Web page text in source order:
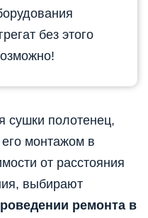
без этого
сушки полотенец,
монтажом в
от расстояния
выбирают
ремонта в